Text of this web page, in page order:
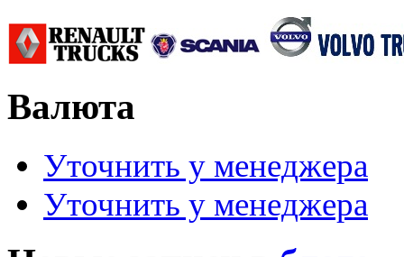
Валюта
Уточнить у менеджера
Уточнить у менеджера